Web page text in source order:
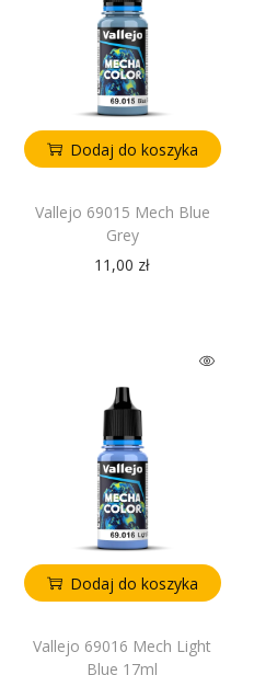
Dodaj do koszyka
Vallejo 69015 Mech Blue
Grey
11,00 zł
Dodaj do koszyka
Vallejo 69016 Mech Light
Blue 17ml